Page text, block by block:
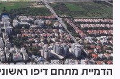
הדמיית מתחם דיפו